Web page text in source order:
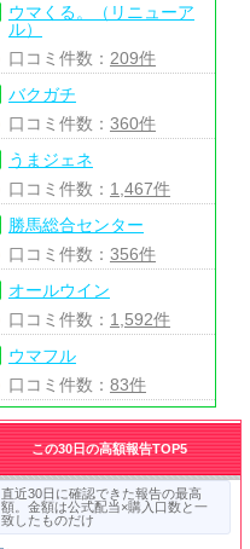
ウマくる。（リニューア
ル）
口コミ件数： 209件
バクガチ
口コミ件数： 360件
うまジェネ
口コミ件数： 1,467件
勝馬総合センター
口コミ件数： 356件
オールウイン
口コミ件数： 1,592件
ウマフル
口コミ件数： 83件
この30日の高額報告TOP5
直近30日に確認できた報告の最高
額。金額は公式配当×購入口数と一
致したものだけ